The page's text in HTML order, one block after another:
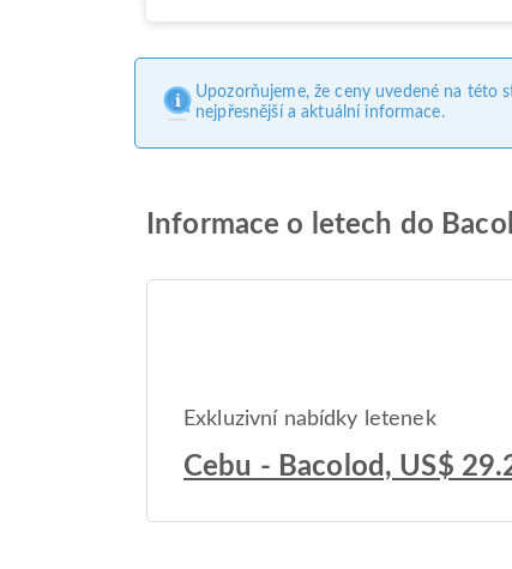
Upozorňujeme, že ceny uvedené na této
nejpřesnější a aktuální informace.
Informace o letech do
Exkluzivní nabídky letenek
Cebu - Bacolod, US$